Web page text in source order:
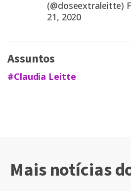
(@doseextraleitte)
21, 2020
Assuntos
#Claudia Leitte
Mais notícias